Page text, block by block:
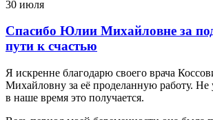
30 июля
Спасибо Юлии Михайловне за
пути к счастью
Я искренне благодарю своего врача
Михайловну за её проделанную работу. Не
в наше время это получается.